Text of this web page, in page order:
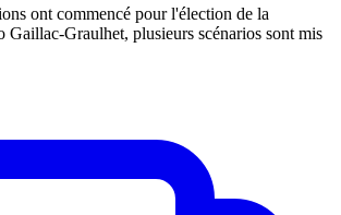
ont commencé pour l'élection de la
Gaillac-Graulhet, plusieurs scénarios sont mis